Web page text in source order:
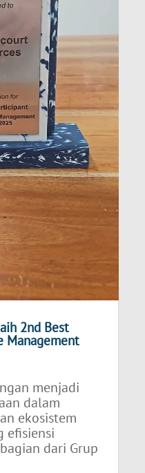
2nd Best
Management
menjadi
dalam
ekosistem
efisiensi
dari Grup